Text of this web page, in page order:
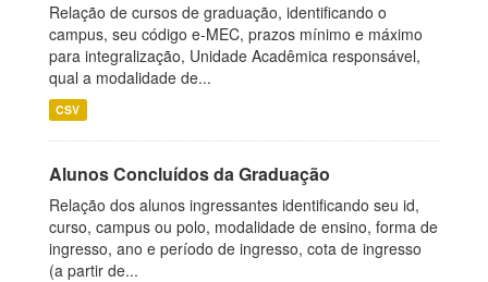
Relação de cursos de graduação, identificando o
campus, seu código e-MEC, prazos mínimo e máximo
para integralização, Unidade Acadêmica responsável,
qual a modalidade de...
CSV
Alunos Concluídos da Graduação
Relação dos alunos ingressantes identificando seu id,
curso, campus ou polo, modalidade de ensino, forma de
ingresso, ano e período de ingresso, cota de ingresso
(a partir de...